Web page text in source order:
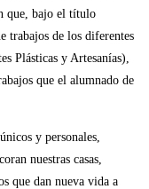
que, bajo el título
trabajos de los diferentes
Plásticas y Artesanías),
que el alumnado de
y personales,
nuestras casas,
que dan nueva vida a